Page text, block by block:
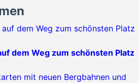
dem Weg zum schönsten Platz